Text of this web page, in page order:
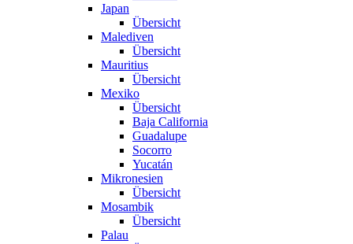
Japan
Übersicht
Malediven
Übersicht
Mauritius
Übersicht
Mexiko
Übersicht
Baja California
Guadalupe
Socorro
Yucatán
Mikronesien
Übersicht
Mosambik
Übersicht
Palau